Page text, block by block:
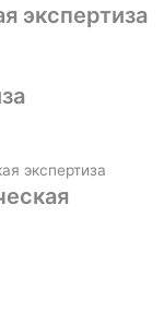
экспертиза